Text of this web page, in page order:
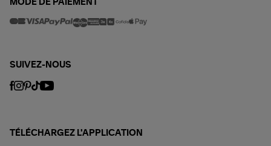
MODE DE PAIEMENT
SUIVEZ-NOUS
TÉLÉCHARGEZ L'APPLICATION